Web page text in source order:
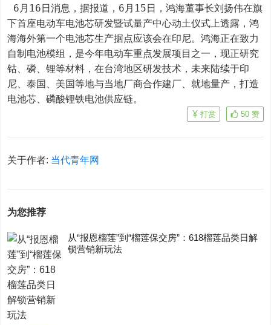
下首座电动车电池芯研发暨试量产中心动土仪式上透露，鸿
海海外第一个电池芯生产据点应该会在印尼。鸿海正在致力
自制电池模组，是今年电动车重点发展项目之一，现正研究
钴、磷、锂等材料，在台湾地区研发技术，未来陆续于印
尼、泰国、美国等地与当地厂商合作建厂、就地量产，打造
电池芯、磷酸锂铁电池供应链。
50 赞
打赏
关于作者: 当代青年网
为您推荐
从“报恩榴莲”到“榴莲保交房”：618榴莲品类日解
锁营销新玩法